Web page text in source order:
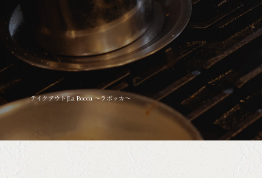
テイクアウト|La Bocca ～ラボッカ～